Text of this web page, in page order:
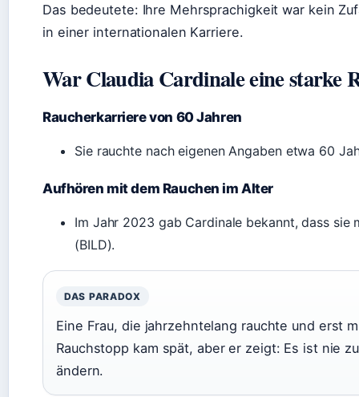
Das bedeutete: Ihre Mehrsprachigkeit war kein
in einer internationalen Karriere.
War Claudia Cardinale eine starke
Raucherkarriere von 60 Jahren
Sie rauchte nach eigenen Angaben etwa 60
Aufhören mit dem Rauchen im Alter
Im Jahr 2023 gab Cardinale bekannt, dass sie
(BILD).
DAS PARADOX
Eine Frau, die jahrzehntelang rauchte und erst
Rauchstopp kam spät, aber er zeigt: Es ist nie
ändern.